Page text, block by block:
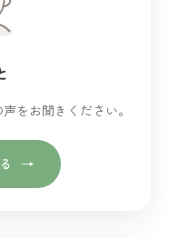
をお聞きください。